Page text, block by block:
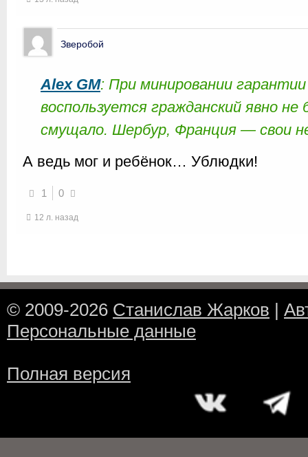
Зверобой
Alex GM: При минировании
воспользуется гражданский явно
смущало. Шербур, Франция — свои
А ведь мог и ребёнок… Ублюдки!
1 0
12 л. назад
© 2009-2026 Станислав Жарков |
Персональные данные
Полная версия